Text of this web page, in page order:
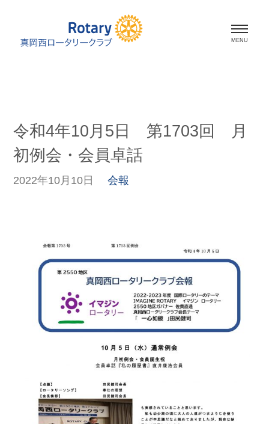
令和4年10月5日 第1703回 月
初例会・会員卓話
2022年10月10日 会報
会員紹介
スケジュール
HOME
国際ロータリー第2550地区（栃木
県）